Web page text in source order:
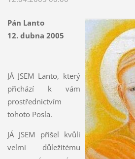
Pán Lanto
12. dubna 2005
JÁ JSEM Lanto, který
přichází k vám
prostřednictvím
tohoto Posla.
JÁ JSEM přišel kvůli
velmi důležitému